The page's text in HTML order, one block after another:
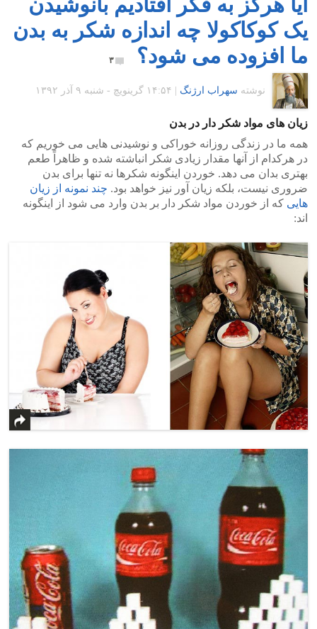
یک کوکاکولا چه اندازه شکر به بدن
ما افزوده می شود؟
۳
نوشته سهراب ارژنگ ۱۴:۵۴ گرينويچ - شنبه ۹ آذر ۱۳۹۲
زیان های مواد شکر دار در بدن
همه ما در زندگی روزانه خوراکی و نوشیدنی هایی می خوریم که
در هرکدام از آنها مقدار زیادی شکر انباشته شده و ظاهراً طعم
بهتری بدان می دهد. خوردن اینگونه شکرها نه تنها برای بدن
ضروری نیست، بلکه زیان آور نیز خواهد بود. چند نمونه از زیان
هایی که از خوردن مواد شکر دار بر بدن وارد می شود از اینگونه
اند: